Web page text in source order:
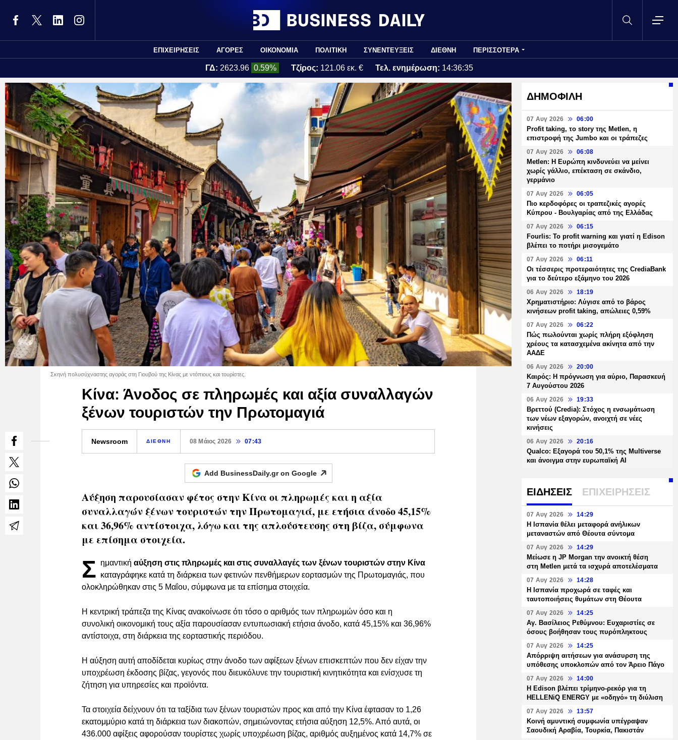
ΕΠΙΧΕΙΡΗΣΕΙΣ ΑΓΟΡΕΣ ΟΙΚΟΝΟΜΙΑ ΠΟΛΙΤΙΚΗ ΣΥΝΕΝΤΕΥΞΕΙΣ ΔΙΕΘΝΗ ΠΕΡΙΣΣΟΤΕΡΑ
ΓΔ: 2623.96 0.59% Τζίρος: 121.06 εκ. € Τελ. ενημέρωση: 14:36:35
Σκηνή πολυσύχναστης αγοράς στη Γιουβού της Κίνας με ντόπιους και τουρίστες.
Κίνα: Άνοδος σε πληρωμές και αξία συναλλαγών
ξένων τουριστών την Πρωτομαγιά
Newsroom ΔΙΕΘΝΗ 08 Μάιος 2026 07:43
Add BusinessDaily.gr on Google
Αύξηση παρουσίασαν φέτος στην Κίνα οι πληρωμές και η αξία
συναλλαγών ξένων τουριστών την Πρωτομαγιά, με ετήσια άνοδο 45,15%
και 36,96% αντίστοιχα, λόγω και της απλούστευσης στη βίζα, σύμφωνα
με επίσημα στοιχεία.
Σ ημαντική αύξηση στις πληρωμές και στις συναλλαγές των ξένων τουριστών στην Κίνα
καταγράφηκε κατά τη διάρκεια των φετινών πενθήμερων εορτασμών της Πρωτομαγιάς, που
ολοκληρώθηκαν στις 5 Μαΐου, σύμφωνα με τα επίσημα στοιχεία.
Η κεντρική τράπεζα της Κίνας ανακοίνωσε ότι τόσο ο αριθμός των πληρωμών όσο και η
συνολική οικονομική τους αξία παρουσίασαν εντυπωσιακή ετήσια άνοδο, κατά 45,15% και 36,96%
αντίστοιχα, στη διάρκεια της εορταστικής περιόδου.
Η αύξηση αυτή αποδίδεται κυρίως στην άνοδο των αφίξεων ξένων επισκεπτών που δεν είχαν την
υποχρέωση έκδοσης βίζας, γεγονός που διευκόλυνε την τουριστική κινητικότητα και ενίσχυσε τη
ζήτηση για υπηρεσίες και προϊόντα.
Τα στοιχεία δείχνουν ότι τα ταξίδια των ξένων τουριστών προς και από την Κίνα έφτασαν το 1,26
εκατομμύριο κατά τη διάρκεια των διακοπών, σημειώνοντας ετήσια αύξηση 12,5%. Από αυτά, οι
436.000 αφίξεις αφορούσαν τουρίστες χωρίς υποχρέωση βίζας, αριθμός αυξημένος κατά 14,7% σε
ΔΗΜΟΦΙΛΗ
07 Αυγ 2026 06:00
Profit taking, το story της Metlen, η
επιστροφή της Jumbo και οι τράπεζες
07 Αυγ 2026 06:08
Metlen: Η Ευρώπη κινδυνεύει να μείνει
χωρίς γάλλιο, επέκταση σε σκάνδιο,
γερμάνιο
07 Αυγ 2026 06:05
Πιο κερδοφόρες οι τραπεζικές αγορές
Κύπρου - Βουλγαρίας από της Ελλάδας
07 Αυγ 2026 06:15
Fourlis: Το profit warning και γιατί η Edison
βλέπει το ποτήρι μισογεμάτο
07 Αυγ 2026 06:11
Οι τέσσερις προτεραιότητες της CrediaBank
για το δεύτερο εξάμηνο του 2026
06 Αυγ 2026 18:19
Χρηματιστήριο: Λύγισε από το βάρος
κινήσεων profit taking, απώλειες 0,59%
07 Αυγ 2026 06:22
Πώς πωλούνται χωρίς πλήρη εξόφληση
χρέους τα κατασχεμένα ακίνητα από την
ΑΑΔΕ
06 Αυγ 2026 20:00
Καιρός: Η πρόγνωση για αύριο, Παρασκευή
7 Αυγούστου 2026
06 Αυγ 2026 19:33
Βρεττού (Credia): Στόχος η ενσωμάτωση
των νέων εξαγορών, ανοιχτή σε νέες
κινήσεις
06 Αυγ 2026 20:16
Qualco: Εξαγορά του 50,1% της Multiverse
και άνοιγμα στην ευρωπαϊκή AI
ΕΙΔΗΣΕΙΣ ΕΠΙΧΕΙΡΗΣΕΙΣ
07 Αυγ 2026 14:29
Η Ισπανία θέλει μεταφορά ανήλικων
μεταναστών από Θέουτα σύντομα
07 Αυγ 2026 14:29
Μείωσε η JP Morgan την ανοικτή θέση
στη Metlen μετά τα ισχυρά αποτελέσματα
07 Αυγ 2026 14:28
Η Ισπανία προχωρά σε ταφές και
ταυτοποιήσεις θυμάτων στη Θέουτα
07 Αυγ 2026 14:25
Αγ. Βασίλειος Ρεθύμνου: Ευχαριστίες σε
όσους βοήθησαν τους πυρόπληκτους
07 Αυγ 2026 14:25
Απόρριψη αιτήσεων για ανάσυρση της
υπόθεσης υποκλοπών από τον Άρειο Πάγο
07 Αυγ 2026 14:00
Η Edison βλέπει τρίμηνο-ρεκόρ για τη
HELLENiQ ENERGY με «οδηγό» τη διύλιση
07 Αυγ 2026 13:57
Κοινή αμυντική συμφωνία υπέγραψαν
Σαουδική Αραβία, Τουρκία, Πακιστάν